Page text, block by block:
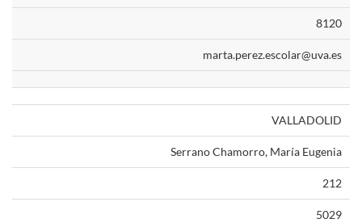
8120
marta.perez.escolar@uva.es
VALLADOLID
Serrano Chamorro, María Eugenia
212
5029